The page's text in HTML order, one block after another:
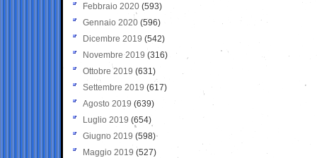
Febbraio 2020 (593)
Gennaio 2020 (596)
Dicembre 2019 (542)
Novembre 2019 (316)
Ottobre 2019 (631)
Settembre 2019 (617)
Agosto 2019 (639)
Luglio 2019 (654)
Giugno 2019 (598)
Maggio 2019 (527)